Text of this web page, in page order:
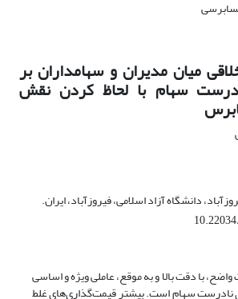
میان مدیران و سهامداران بر
سهام با لحاظ کردن نقش
دانشگاه آزاد اسلامی، فیروزآباد، ایران.
واضح، با دقت بالا و به موقع، عاملی ویژه و اساسی
نادرست سهام است.بیشتر قیمت‌گذاری‌های غلط